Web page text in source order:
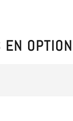
EN OPTION